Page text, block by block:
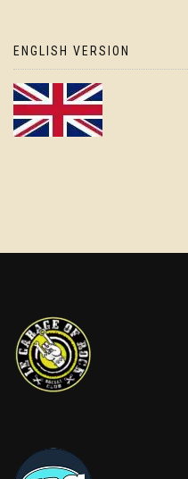
ENGLISH VERSION